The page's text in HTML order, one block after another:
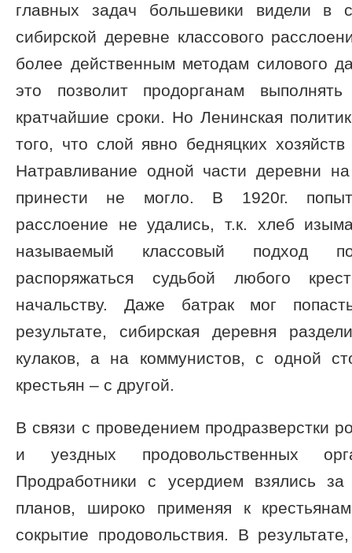
главных задач большевики видели в
сибирской деревне классового
более действенным методам силового
это позволит продорганам
кратчайшие сроки. Но Ленинская
того, что слой явно бедняцких
Натравливание одной части деревни
принести не могло. В 1920г.
расслоение не удались, т.к. хлеб
называемый классовый подход
распоряжаться судьбой любого
начальству. Даже батрак мог
результате, сибирская деревня
кулаков, а на коммунистов, с одной
крестьян – с другой.
В связи с проведением продразверстки
и уездных продовольственных
Продработники с усердием взялись
планов, широко применяя к
сокрытие продовольствия. В